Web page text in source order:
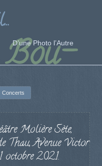
Bou-
D’une Photo l’Autre
Concerts
Molière Sète,
Thau, Avenue Victor
2021.